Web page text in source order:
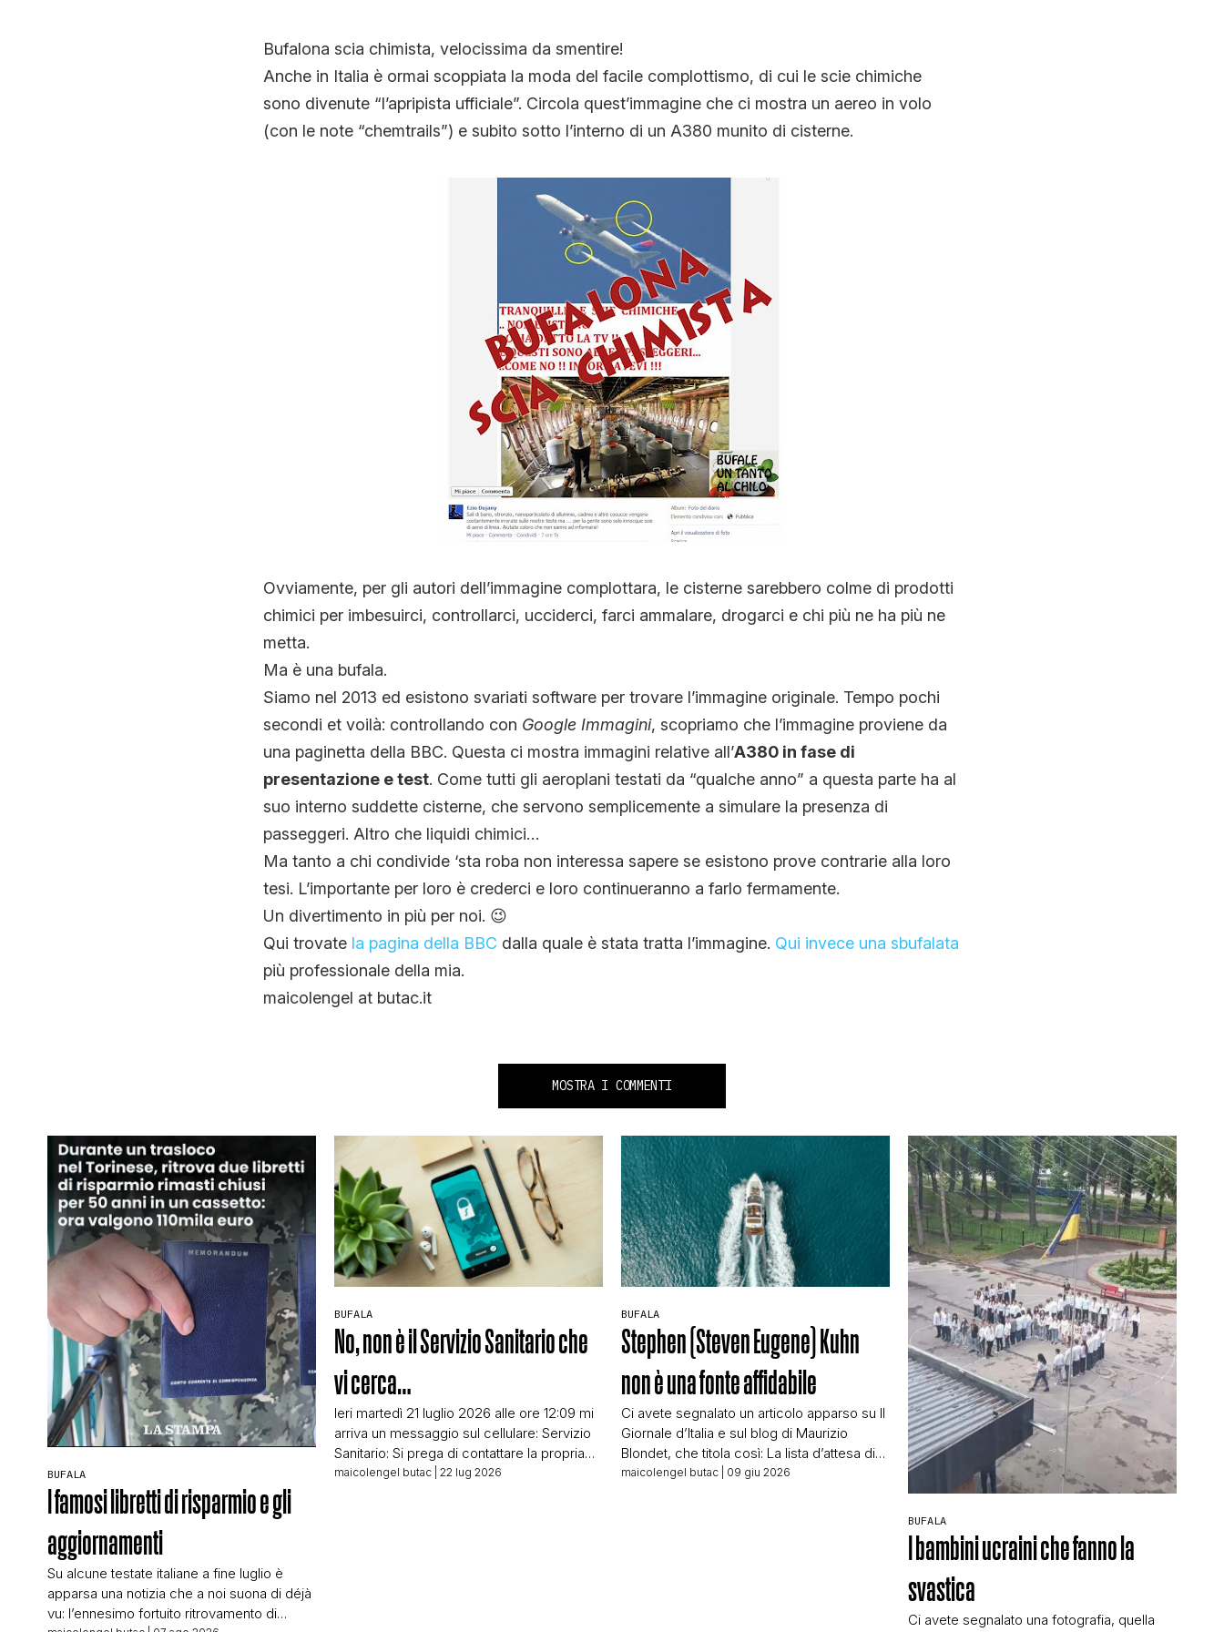
CONTATTI
CHI SIAMO
Bufalona scia chimista, velocissima da smentire!
Anche in Italia è ormai scoppiata la moda del facile complottismo, di cui le scie chimiche
sono divenute “l’apripista ufficiale”. Circola quest’immagine che ci mostra un aereo in volo
(con le note “chemtrails”) e subito sotto l’interno di un A380 munito di cisterne.
Ovviamente, per gli autori dell’immagine complottara, le cisterne sarebbero colme di prodotti
chimici per imbesuirci, controllarci, ucciderci, farci ammalare, drogarci e chi più ne ha più ne
metta.
Ma è una bufala.
Siamo nel 2013 ed esistono svariati software per trovare l’immagine originale. Tempo pochi
secondi et voilà: controllando con Google Immagini, scopriamo che l’immagine proviene da
una paginetta della BBC. Questa ci mostra immagini relative all’A380 in fase di
presentazione e test. Come tutti gli aeroplani testati da “qualche anno” a questa parte ha al
suo interno suddette cisterne, che servono semplicemente a simulare la presenza di
passeggeri. Altro che liquidi chimici…
Ma tanto a chi condivide ‘sta roba non interessa sapere se esistono prove contrarie alla loro
tesi. L’importante per loro è crederci e loro continueranno a farlo fermamente.
Un divertimento in più per noi. 😉
Qui trovate la pagina della BBC dalla quale è stata tratta l’immagine. Qui invece una sbufalata
più professionale della mia.
maicolengel at butac.it
MOSTRA I COMMENTI
BUFALA
I famosi libretti di risparmio e gli
aggiornamenti
Su alcune testate italiane a fine luglio è
apparsa una notizia che a noi suona di déjà
vu: l’ennesimo fortuito ritrovamento di
BUFALA
No, non è il Servizio Sanitario che
vi cerca…
Ieri martedì 21 luglio 2026 alle ore 12:09 mi
arriva un messaggio sul cellulare: Servizio
Sanitario: Si prega di contattare la propria
sede ASL di riferimento al numero
maicolengel butac | 22 lug 2026
BUFALA
Stephen (Steven Eugene) Kuhn
non è una fonte affidabile
Ci avete segnalato un articolo apparso su Il
Giornale d’Italia e sul blog di Maurizio
Blondet, che titola così: La lista d’attesa di
quattro anni per l’acquisto di superyacht è
maicolengel butac | 09 giu 2026
BUFALA
I bambini ucraini che fanno la
svastica
Ci avete segnalato una fotografia, quella